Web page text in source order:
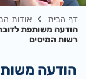
דף הבית אודות
הודעה משותפת
רשות המיסים
הודעה